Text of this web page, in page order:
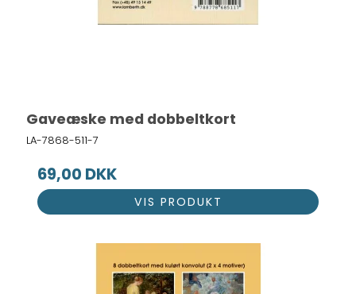
Gaveæske med dobbeltkort
LA-7868-511-7
69,00 DKK
VIS PRODUKT